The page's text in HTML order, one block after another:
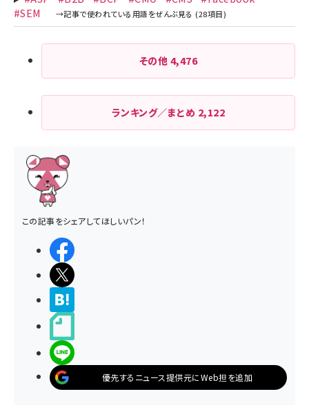
#SEM
その他 4,476
ランキング／まとめ 2,122
この記事をシェアしてほしいパン！
優先するニュース提供元にWeb担を追加